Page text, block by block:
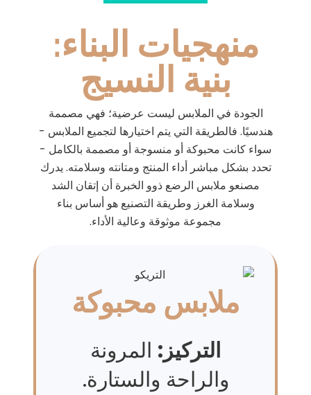
منهجيات البناء:
بنية النسيج
الجودة في الملابس ليست عرضية؛ فهي مصممة
هندسيًا. فالطريقة التي يتم اختيارها لتجميع الملابس -
سواء كانت محبوكة أو منسوجة أو مصممة بالكامل -
تحدد بشكل مباشر أداء المنتج ومتانته وسلامته. يدرك
مصنعو ملابس الرضع ذوو الخبرة أن إتقان الشد
وسلامة الغرز وطريقة التصنيع هو أساس بناء
مجموعة موثوقة وعالية الأداء.
ملابس محبوكة
التركيز: المرونة
والراحة والستارة.